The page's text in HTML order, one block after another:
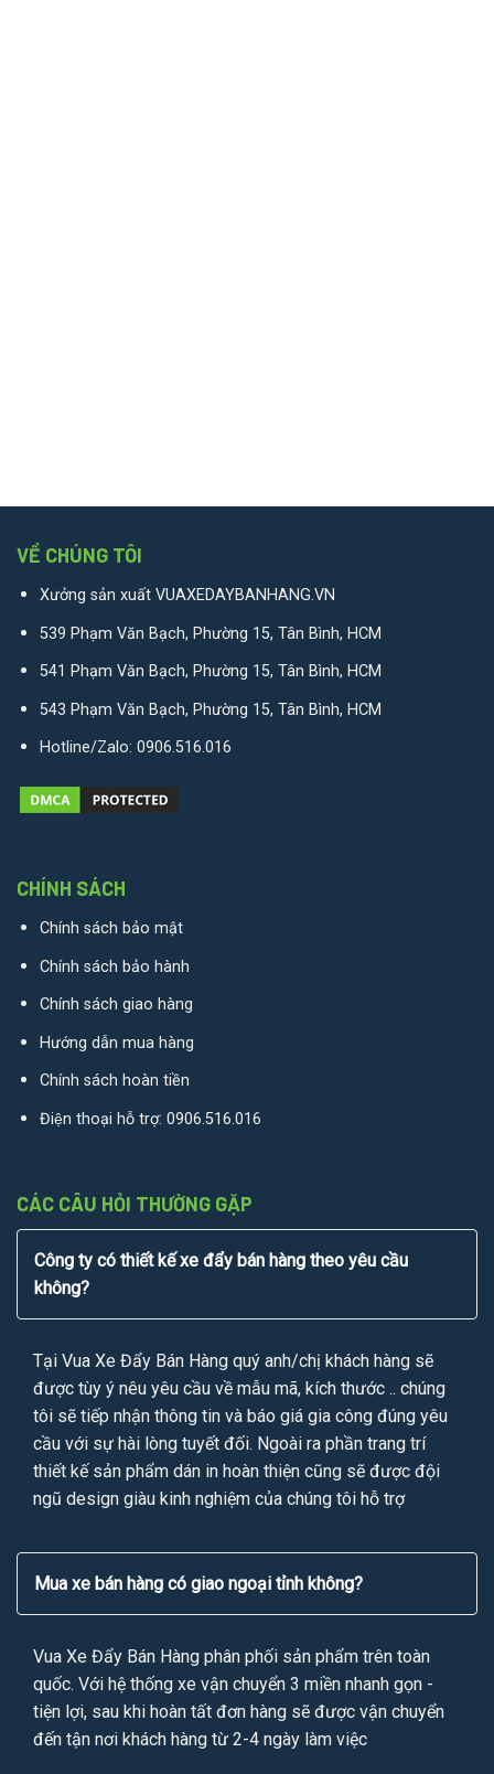
VỀ CHÚNG TÔI
Xưởng sản xuất VUAXEDAYBANHANG.VN
539 Phạm Văn Bạch, Phường 15, Tân Bình, HCM
541 Phạm Văn Bạch, Phường 15, Tân Bình, HCM
543 Phạm Văn Bạch, Phường 15, Tân Bình, HCM
Hotline/Zalo: 0906.516.016
CHÍNH SÁCH
Chính sách bảo mật
Chính sách bảo hành
Chính sách giao hàng
Hướng dẫn mua hàng
Chính sách hoàn tiền
Điện thoại hỗ trợ: 0906.516.016
CÁC CÂU HỎI THƯỜNG GẶP
Công ty có thiết kế xe đẩy bán hàng theo yêu cầu
không?
Tại Vua Xe Đẩy Bán Hàng quý anh/chị khách hàng sẽ
được tùy ý nêu yêu cầu về mẫu mã, kích thước .. chúng
tôi sẽ tiếp nhận thông tin và báo giá gia công đúng yêu
cầu với sự hài lòng tuyết đối. Ngoài ra phần trang trí
thiết kế sản phẩm dán in hoàn thiện cũng sẽ được đội
ngũ design giàu kinh nghiệm của chúng tôi hỗ trợ
Mua xe bán hàng có giao ngoại tỉnh không?
Vua Xe Đẩy Bán Hàng phân phối sản phẩm trên toàn
quốc. Với hệ thống xe vận chuyển 3 miền nhanh gọn -
tiện lợi, sau khi hoàn tất đơn hàng sẽ được vận chuyển
đến tận nơi khách hàng từ 2-4 ngày làm việc